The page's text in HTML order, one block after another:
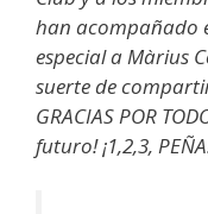
han acompañado
especial a Màrius
suerte de
GRACIAS POR
futuro! ¡1,2,3,